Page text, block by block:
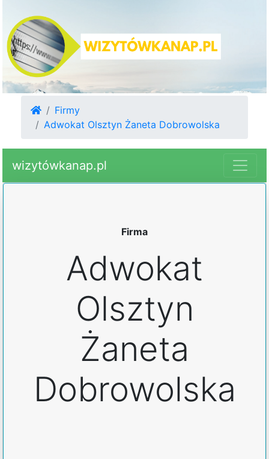
Firmy
Adwokat Olsztyn Żaneta Dobrowolska
wizytówkanap.pl
Firma
Adwokat
Olsztyn
Żaneta
Dobrowolska